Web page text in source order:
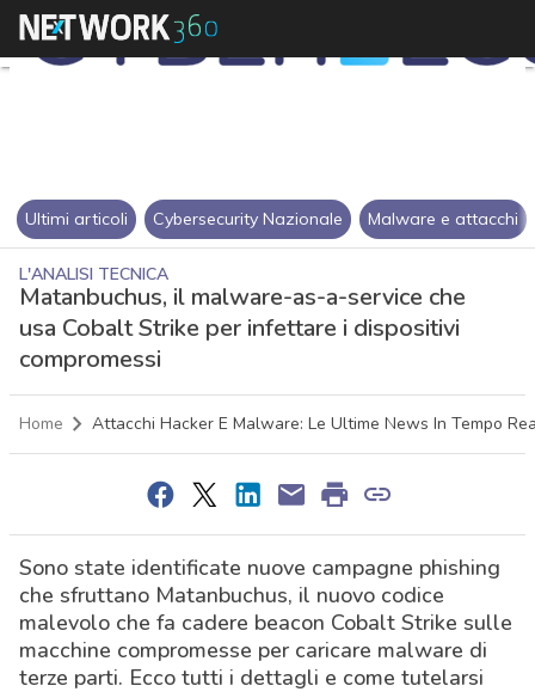
Ultimi articoli Cybersecurity Nazionale Malware e attacchi
L'ANALISI TECNICA
Matanbuchus, il malware-as-a-service che
usa Cobalt Strike per infettare i dispositivi
compromessi
Home Attacchi Hacker E Malware: Le Ultime News In Tempo
Sono state identificate nuove campagne phishing
che sfruttano Matanbuchus, il nuovo codice
malevolo che fa cadere beacon Cobalt Strike sulle
macchine compromesse per caricare malware di
terze parti. Ecco tutti i dettagli e come tutelarsi